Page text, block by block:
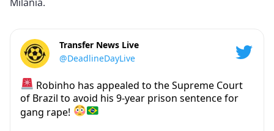
Transfer News Live
@DeadlineDayLive
Robinho has appealed to the Supreme Court
of Brazil to avoid his 9-year prison sentence for
gang rape!